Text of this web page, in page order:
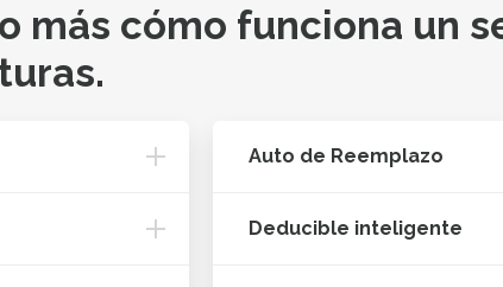
más cómo funciona un
Auto de Reemplazo
Deducible inteligente